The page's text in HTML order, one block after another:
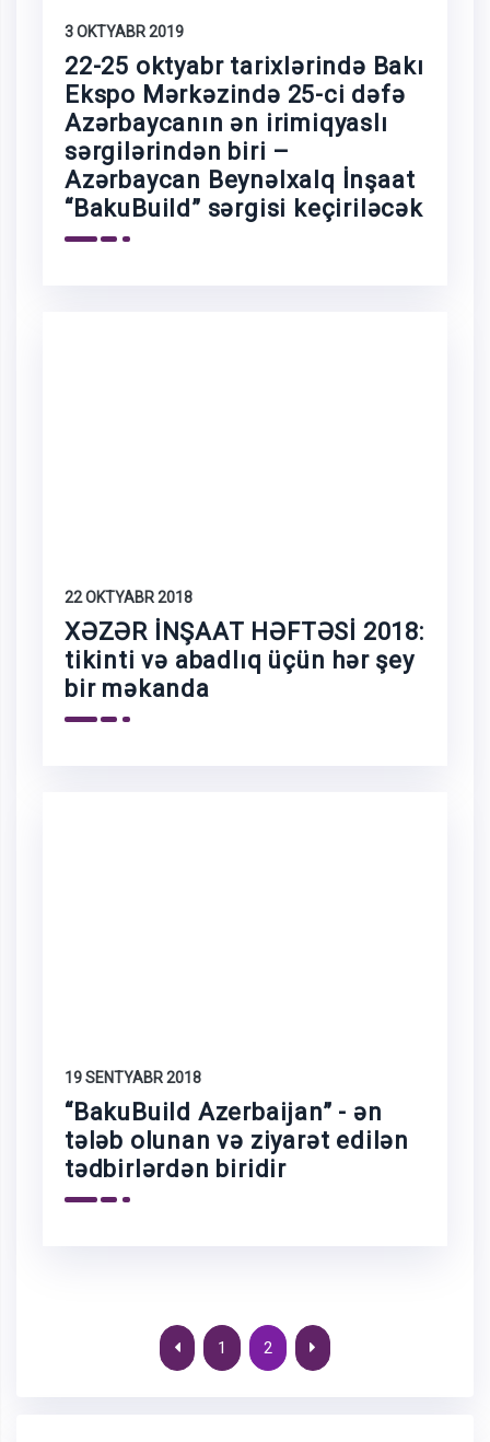
3 OKTYABR 2019
22-25 oktyabr tarixlərində Bakı
Ekspo Mərkəzində 25-ci dəfə
Azərbaycanın ən irimiqyaslı
sərgilərindən biri –
Azərbaycan Beynəlxalq İnşaat
“BakuBuild” sərgisi keçiriləcək
22 OKTYABR 2018
XƏZƏR İNŞAAT HƏFTƏSİ 2018:
tikinti və abadlıq üçün hər şey
bir məkanda
19 SENTYABR 2018
“BakuBuild Azerbaijan” - ən
tələb olunan və ziyarət edilən
tədbirlərdən biridir
1 2